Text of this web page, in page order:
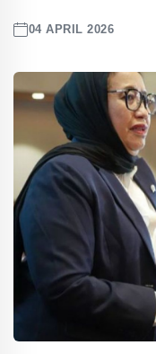
04 APRIL 2026